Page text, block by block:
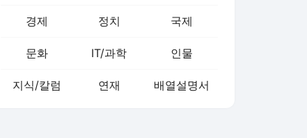
경제 정치 국제
문화 IT/과학 인물
지식/칼럼 연재 배열설명서